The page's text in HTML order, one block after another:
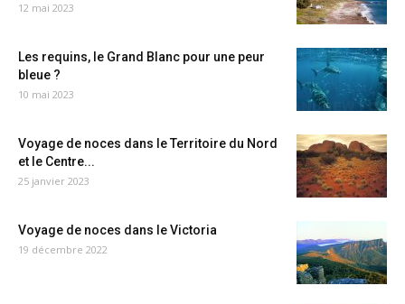
12 mai 2023
Les requins, le Grand Blanc pour une peur
bleue ?
10 mai 2023
Voyage de noces dans le Territoire du Nord
et le Centre...
25 janvier 2023
Voyage de noces dans le Victoria
19 décembre 2022